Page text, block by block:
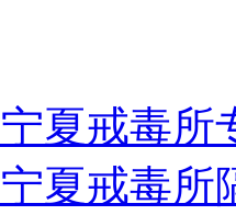
宁夏戒毒所
宁夏戒毒所